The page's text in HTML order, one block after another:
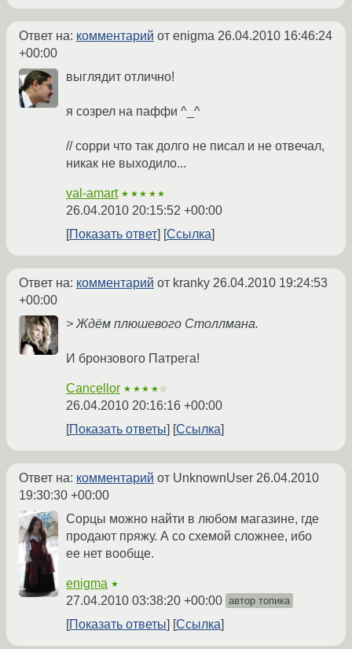
Ответ на: комментарий от enigma 26.04.2010 16:46:24
+00:00
выглядит отлично!
я созрел на паффи ^_^
// сорри что так долго не писал и не отвечал,
никак не выходило...
val-amart ★★★★★
26.04.2010 20:15:52 +00:00
Показать ответ
Ссылка
Ответ на: комментарий от kranky 26.04.2010 19:24:53
+00:00
> Ждём плюшевого Столлмана.
И бронзового Патрега!
Cancellor ★★★★☆
26.04.2010 20:16:16 +00:00
Показать ответы
Ссылка
Ответ на: комментарий от UnknownUser 26.04.2010
19:30:30 +00:00
Сорцы можно найти в любом магазине, где
продают пряжу. А со схемой сложнее, ибо
ее нет вообще.
enigma ★
27.04.2010 03:38:20 +00:00 автор топика
Показать ответы Ссылка